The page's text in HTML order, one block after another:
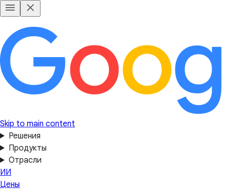
Skip to main content
Решения
Продукты
Отрасли
ИИ
Цены